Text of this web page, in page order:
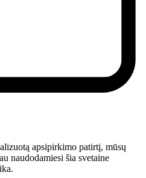
apsipirkimo patirtį, mūsų
naudodamiesi šia svetaine